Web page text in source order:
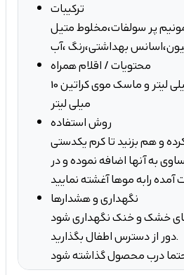
ترکیبات
پر سولفات،مخلوط متیل
بهداشتی،رنگ ،آب
محتویات / اقلام همراه
تیوب 150میلی لیتر کرم پلاتینه، فعال کننده 120 میلی لیتر و ماسک موی کراتین 10
میلی لیتر
روش استفاده
و هم بزنید تا کرم یکدستی
به آنها اضافه نموده و در
نگهداری و هشدارها
دور از دسترس اطفال بگذارید.